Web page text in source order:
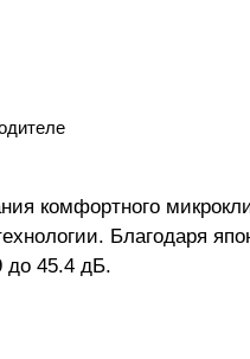
комфортного
Благодаря
до 45.4 дБ.